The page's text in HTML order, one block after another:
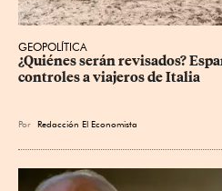
GEOPOLÍTICA
¿Quiénes serán revisados?
controles a viajeros de Italia
Por Redacción El Economista